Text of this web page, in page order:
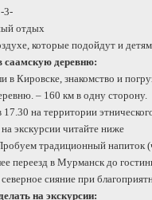
-3-
отдых
которые подойдут и
саамскую деревню:
Кировске, знакомство и
– 160 км в одну сторону.
на территории
экскурсии читайте ниже
традиционный напиток
переезд в Мурманск до
сияние при
на экскурсии: